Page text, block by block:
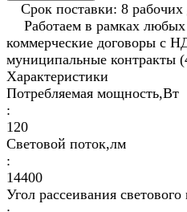
Срок поставки: 8 рабочих
Работаем в рамках
коммерческие договоры с
муниципальные контракты
Характеристики
Потребляемая мощность,Вт
:
120
Световой поток,лм
:
14400
Угол рассеивания светового